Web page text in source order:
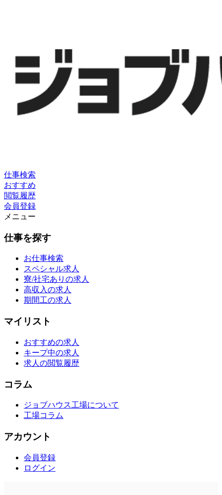
仕事検索
おすすめ
閲覧履歴
会員登録
メニュー
仕事を探す
お仕事検索
スペシャル求人
寮/社宅ありの求人
高収入の求人
期間工の求人
マイリスト
おすすめの求人
キープ中の求人
求人の閲覧履歴
コラム
ジョブハウス工場について
工場コラム
アカウント
会員登録
ログイン